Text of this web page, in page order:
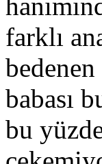
farklı
babası
bu